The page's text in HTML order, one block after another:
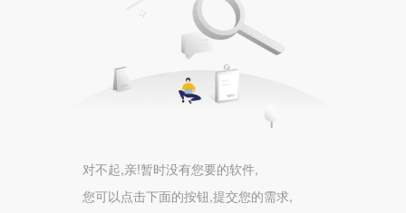
对不起,亲!暂时没有您要的软件,
您可以点击下面的按钮,提交您的需求,